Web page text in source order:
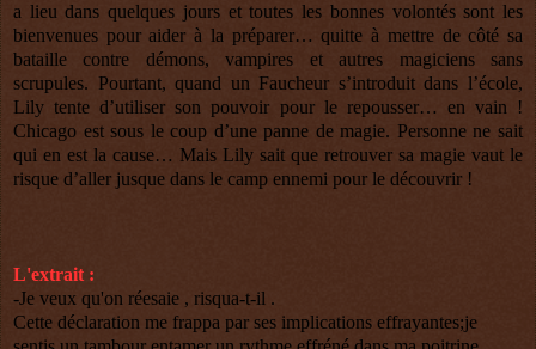
a lieu dans quelques jours et toutes les bonnes volontés sont les
bienvenues pour aider à la préparer… quitte à mettre de côté sa
bataille contre démons, vampires et autres magiciens sans
scrupules. Pourtant, quand un Faucheur s’introduit dans l’école,
Lily tente d’utiliser son pouvoir pour le repousser… en vain !
Chicago est sous le coup d’une panne de magie. Personne ne sait
qui en est la cause… Mais Lily sait que retrouver sa magie vaut le
risque d’aller jusque dans le camp ennemi pour le découvrir !
L'extrait :
-Je veux qu'on réesaie , risqua-t-il .
Cette déclaration me frappa par ses implications effrayantes;je